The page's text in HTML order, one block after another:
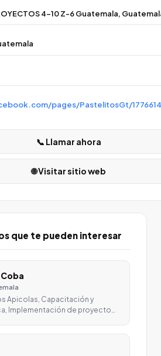
4-10 Z-6 Guatemala,
pages/PastelitosGt/
📞 Llamar ahora
🌐 Visitar sitio web
que te pueden interesar
Apicolas, Capacitación y
Implementación de proyecto…